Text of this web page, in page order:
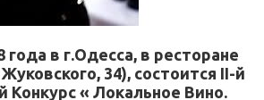
года в г.Одесса, в ресторане
34), состоится II-й
Конкурс « Локальное Вино.